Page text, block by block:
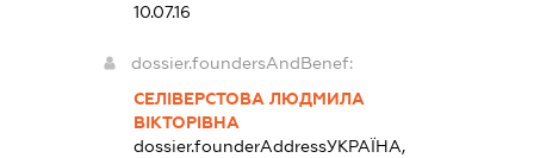
10.07.16
dossier.foundersAndBenef:
СЕЛІВЕРСТОВА ЛЮДМИЛА
ВІКТОРІВНА
dossier.founderAddressУКРАЇНА,